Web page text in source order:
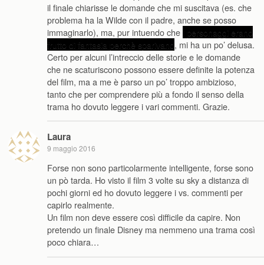
il finale chiarisse le domande che mi suscitava (es. che
problema ha la Wilde con il padre, anche se posso
immaginarlo), ma, pur intuendo che i personaggi erano
frutto di fantasia perchè sparivano, mi ha un po’ delusa.
Certo per alcuni l’intreccio delle storie e le domande
che ne scaturiscono possono essere definite la potenza
del film, ma a me è parso un po’ troppo ambizioso,
tanto che per comprendere più a fondo il senso della
trama ho dovuto leggere i vari commenti. Grazie.
Laura
9 maggio 2016
Forse non sono particolarmente intelligente, forse sono
un pò tarda. Ho visto il film 3 volte su sky a distanza di
pochi giorni ed ho dovuto leggere i vs. commenti per
capirlo realmente.
Un film non deve essere così difficile da capire. Non
pretendo un finale Disney ma nemmeno una trama così
poco chiara…